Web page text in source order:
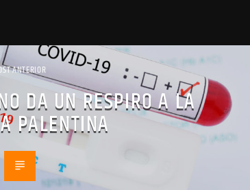
ANTERIOR
DA UN RESPIRO A LA
PALENTINA